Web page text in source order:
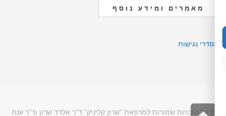
מאמרים ומידע נוסף
הסדרי נגישות
© כל הזכויות שמורות למרפאת “שרון קליניק” ד”ר אלדד שרון וד”ר ענת